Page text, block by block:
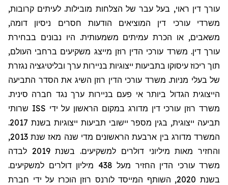
עורך דין ראוי, בעל עבר של הצלחות מובילות. לעיתים קרובות,
משרדי עורכי דין המוציאים הודעות חסרים ניסיון דומה,
משאבים, או הכרת עמיתים משמעותית. היו נבונים בבחירת
עורך דין. משרד עורכי הדין רוזן מייצג משקיעים ברחבי העולם,
תוך ריכוז עיסוקו בתביעות ייצוגיות בניירות ערך ובליטיגציה נגזרת
של בעלי מניות. משרד עורכי הדין רוזן השיג את הסדר התביעה
הייצוגית הגדול ביותר אי פעם בניירות ערך נגד חברה סינית.
משרד רוזן עורכי דין מדורג במקום הראשון על ידי ISS שרותי
תביעה ייצוגית, בגין מספר יישובי תביעות ייצוגיות בשנת 2017.
המשרד מדורג בין ארבעת הראשונים מדי שנה מאז שנת 2013,
והחזיר מאות מיליוני דולרים למשקיעים. בשנת 2019 לבדה
משרד עורכי הדין החזיר מעל 438 מיליון דולרים למשקיעים.
בשנת 2020, השותף המייסד לורנס רוזן הוכרז על ידי חברת